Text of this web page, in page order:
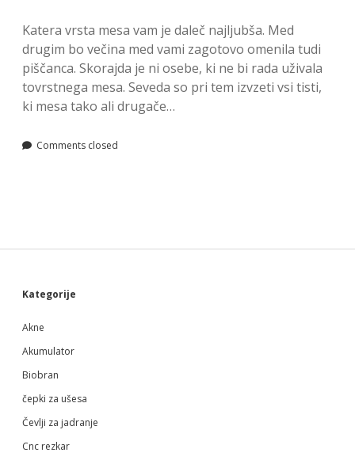
Katera vrsta mesa vam je daleč najljubša. Med
drugim bo večina med vami zagotovo omenila tudi
piščanca. Skorajda je ni osebe, ki ne bi rada uživala
tovrstnega mesa. Seveda so pri tem izvzeti vsi tisti,
ki mesa tako ali drugače…
Comments closed
Sidebar
Kategorije
Akne
Akumulator
Biobran
čepki za ušesa
Čevlji za jadranje
Cnc rezkar